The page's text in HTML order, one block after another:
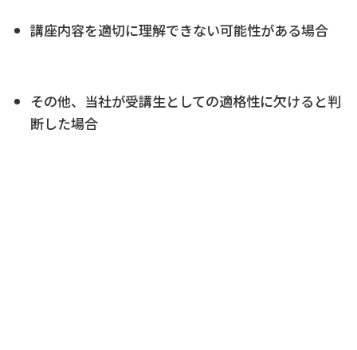
講座内容を適切に理解できない可能性がある場合
その他、当社が受講生としての適格性に欠けると判
断した場合